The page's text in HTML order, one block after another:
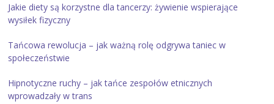
Jakie diety są korzystne dla tancerzy: żywienie wspierające
wysiłek fizyczny
Tańcowa rewolucja – jak ważną rolę odgrywa taniec w
społeczeństwie
Hipnotyczne ruchy – jak tańce zespołów etnicznych
wprowadzały w trans